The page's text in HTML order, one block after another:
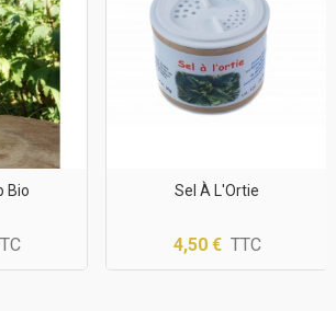
Bio Sel À L'Ortie
4,50 € TTC